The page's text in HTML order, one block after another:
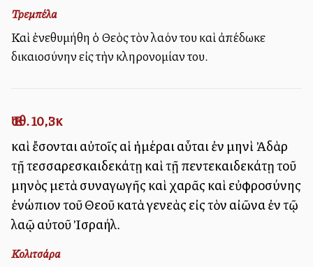
Τρεμπέλα
Καὶ ἐνεθυμήθη ὁ Θεὸς τὸν λαόν του καὶ ἀπέδωκε
δικαιοσύνην εἰς τὴν κληρονομίαν του.
Ἐσθ. 10,3κ
καὶ ἔσονται αὐτοῖς αἱ ἡμέραι αὗται ἐν μηνὶ Ἀδὰρ
τῇ τεσσαρεσκαιδεκάτῃ καὶ τῇ πεντεκαιδεκάτῃ τοῦ
μηνὸς μετὰ συναγωγῆς καὶ χαρᾶς καὶ εὐφροσύνης
ἐνώπιον τοῦ Θεοῦ κατὰ γενεὰς εἰς τὸν αἰῶνα ἐν τῷ
λαῷ αὐτοῦ Ἰσραήλ.
Κολιτσάρα